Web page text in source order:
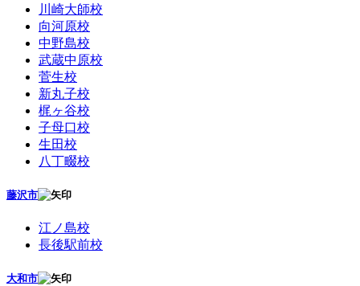
川崎大師校
向河原校
中野島校
武蔵中原校
菅生校
新丸子校
梶ヶ谷校
子母口校
生田校
八丁畷校
藤沢市
江ノ島校
長後駅前校
大和市